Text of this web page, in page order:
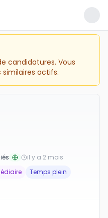
candidatures. Vous
actifs.
il y a 2 mois
Temps plein